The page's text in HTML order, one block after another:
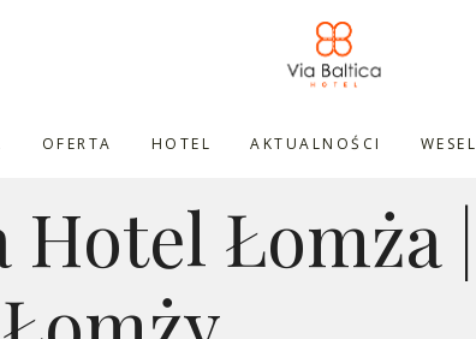
OFERTA HOTEL AKTUALNOŚCI
Hotel Łomża |